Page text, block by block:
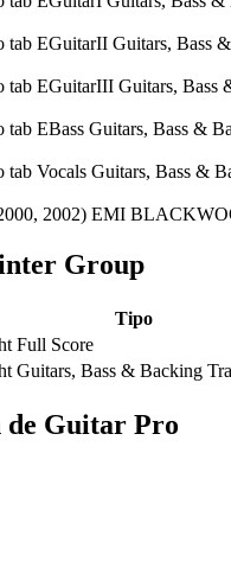
2002) EMI
Group
Tipo
Full Score
Guitars, Bass & Backing
de Guitar Pro